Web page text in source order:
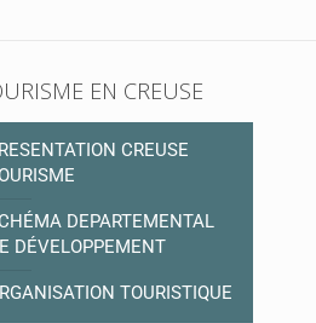
EN CREUSE
CREUSE
DEPARTEMENTAL
DÉVELOPPEMENT
TOURISTIQUE